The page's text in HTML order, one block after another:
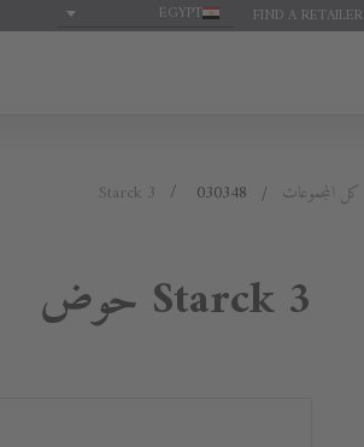
FIND A RETAILER
EGYPT
كل المجموعات Starck 3 030348
Starck 3 حوض